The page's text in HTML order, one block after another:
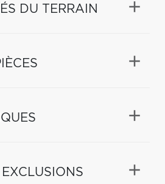
DU TERRAIN